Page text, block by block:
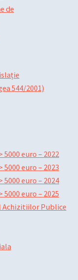
de
544/2001)
euro – 2022
euro – 2023
euro – 2024
euro – 2025
Achizitiilor Publice